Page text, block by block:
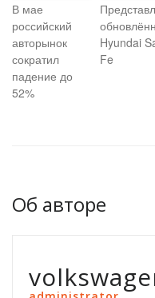
В мае
российский
авторынок
сократил
падение до
52%
Hyundai
Fe
Об авторе